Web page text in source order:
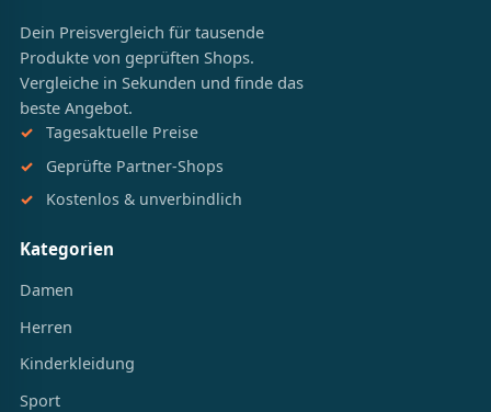
Dein Preisvergleich für tausende
Produkte von geprüften Shops.
Vergleiche in Sekunden und finde das
beste Angebot.
Tagesaktuelle Preise
Geprüfte Partner-Shops
Kostenlos & unverbindlich
Kategorien
Damen
Herren
Kinderkleidung
Sport